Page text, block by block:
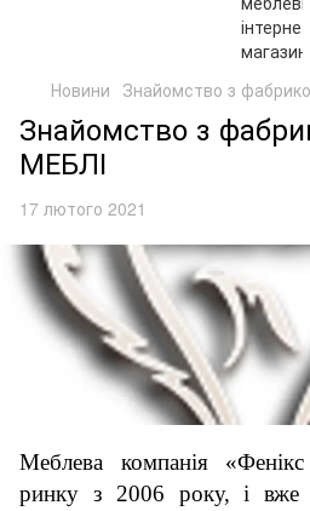
Новини Знайомство з
Знайомство з
МЕБЛІ
17 лютого 2021
Меблева компанія
ринку з 2006 року, і вже